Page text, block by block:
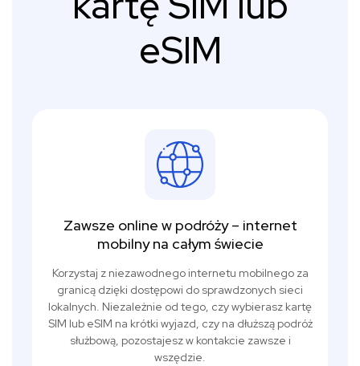
eSIM
Zawsze online w podróży – internet
mobilny na całym świecie
Korzystaj z niezawodnego internetu mobilnego za
granicą dzięki dostępowi do sprawdzonych sieci
lokalnych. Niezależnie od tego, czy wybierasz kartę
SIM lub eSIM na krótki wyjazd, czy na dłuższą podróż
służbową, pozostajesz w kontakcie zawsze i
wszędzie.